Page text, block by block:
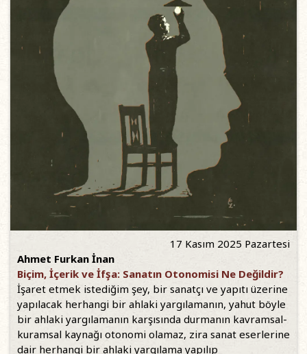
17 Kasım 2025 Pazartesi
Ahmet Furkan İnan
Biçim, İçerik ve İfşa: Sanatın Otonomisi Ne Değildir?
İşaret etmek istediğim şey, bir sanatçı ve yapıtı üzerine
yapılacak herhangi bir ahlaki yargılamanın, yahut böyle
bir ahlaki yargılamanın karşısında durmanın kavramsal-
kuramsal kaynağı otonomi olamaz, zira sanat eserlerine
dair herhangi bir ahlaki yargılama yapılıp